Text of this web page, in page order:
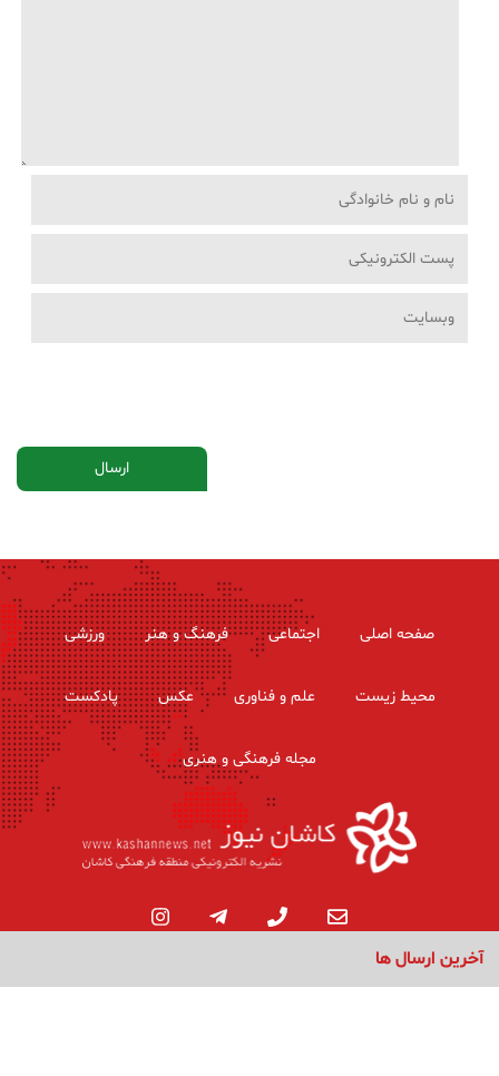
آخرین ارسال ها
صفحه اصلی اجتماعی فرهنگ و هنر ورزشی
محیط زیست علم و فناوری عکس پادکست
مجله فرهنگی و هنری